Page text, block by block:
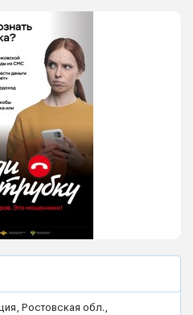
Ростовская обл.,